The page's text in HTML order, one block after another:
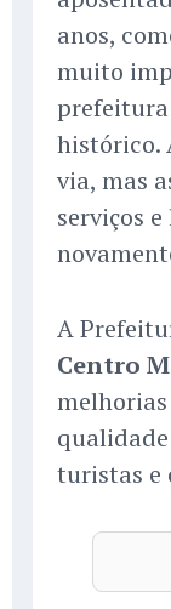
anos,
muito
histórico.
via, mas
serviços
A
Centro
turistas e